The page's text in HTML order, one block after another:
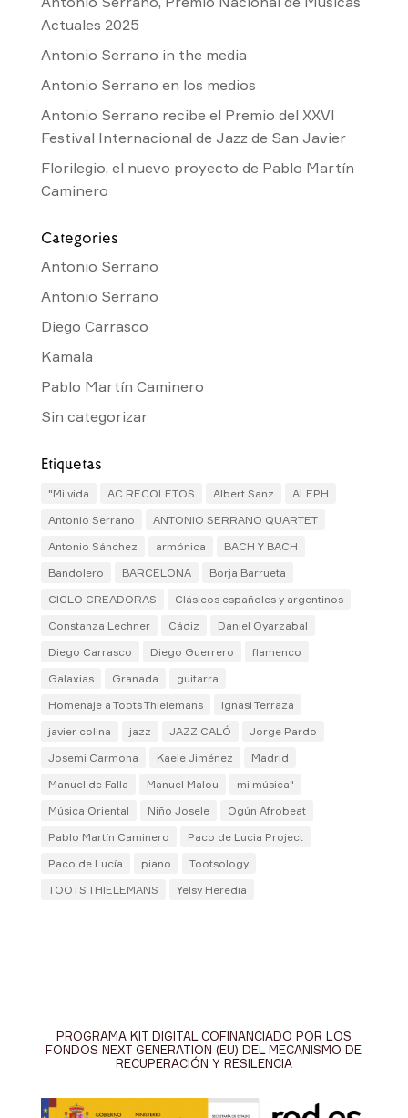
Actuales 2025
Antonio Serrano in the media
Antonio Serrano en los medios
Antonio Serrano recibe el Premio del XXVI
Festival Internacional de Jazz de San Javier
Florilegio, el nuevo proyecto de Pablo Martín
Caminero
Categories
Antonio Serrano
Antonio Serrano
Diego Carrasco
Kamala
Pablo Martín Caminero
Sin categorizar
Etiquetas
"Mi vida AC RECOLETOS Albert Sanz
ALEPH
Antonio Serrano
ANTONIO SERRANO QUARTET
Antonio Sánchez
armónica
BACH Y BACH
Bandolero
BARCELONA
Borja Barrueta
CICLO CREADORAS
Clásicos españoles y argentinos
Constanza Lechner
Cádiz
Daniel Oyarzabal
Diego Carrasco
Diego Guerrero
flamenco
Galaxias
Granada
guitarra
Homenaje a Toots Thielemans
Ignasi Terraza
javier colina
jazz JAZZ CALÓ
Jorge Pardo
Josemi Carmona
Kaele Jiménez
Madrid
Manuel de Falla
Manuel Malou
mi música"
Música Oriental
Niño Josele
Ogún Afrobeat
Pablo Martín Caminero
Paco de Lucia Project
Paco de Lucía
piano
Tootsology
TOOTS THIELEMANS
Yelsy Heredia
PROGRAMA KIT DIGITAL COFINANCIADO POR LOS
FONDOS NEXT GENERATION (EU) DEL MECANISMO DE
RECUPERACIÓN Y RESILENCIA